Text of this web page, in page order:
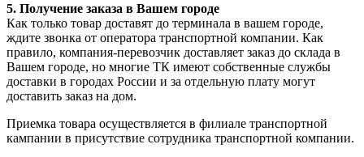
5. Получение заказа в Вашем городе
Как только товар доставят до терминала в вашем городе,
ждите звонка от оператора транспортной компании. Как
правило, компания-перевозчик доставляет заказ до склада в
Вашем городе, но многие ТК имеют собственные службы
доставки в городах России и за отдельную плату могут
доставить заказ на дом.
Приемка товара осуществляется в филиале транспортной
кампании в присутствие сотрудника транспортной компании.